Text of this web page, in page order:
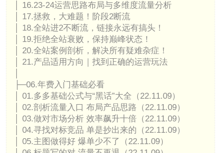
│ 16.23-24运营思路布局与多维度流量分析
│ 17.拯救，大难题！阶段2断流
│ 18.全站进2不断流，链接永远有搞头！
│ 19.拒绝全站衰败，保持巅峰状态！
│ 20.全站案例剖析，解决所有疑难杂症！
│ 21.产品适用方向｜找到正确的运营玩法
├─06.年费入门基础必看
│ 01.多多基础公式与“黑话”大全（22.11.09）
│ 02.剖析流量入口 布局产品思路（22.11.09）
│ 03.做对市场分析 效率飙升十倍（22.11.09）
│ 04.寻找对标竞品 单是抄出来的（22.11.09）
│ 05.主图做得好 爆单少不了（22.11.09）